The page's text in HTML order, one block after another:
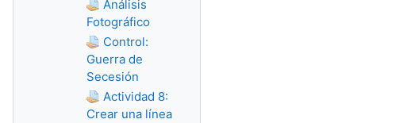
Análisis
Fotográfico
Control:
Guerra de
Secesión
Actividad 8:
Crear una línea